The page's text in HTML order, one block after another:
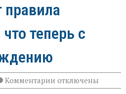
теперь с
Комментарии к
записи
отключены